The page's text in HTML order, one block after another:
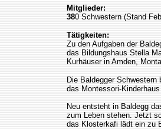
Mitglieder:
380 Schwestern (Stand
Tätigkeiten:
Zu den Aufgaben der
das Bildungshaus Stella
Kurhäuser in Amden,
Die Baldegger
das Montessori-
Neu entsteht in Baldegg
zum Leben stehen. Jetzt
das Klosterkafi lädt ein zu